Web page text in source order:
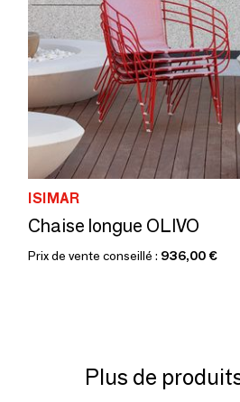
ISIMAR
Chaise longue OLIVO
Prix de vente conseillé : 936,00 €
Plus de